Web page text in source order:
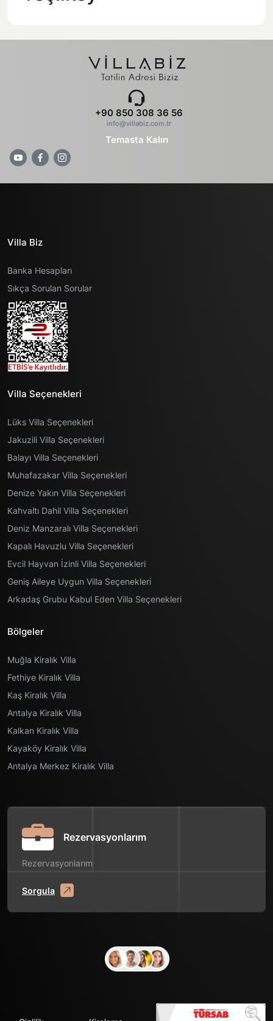
+90 850 308 36 56
info@villabiz.com.tr
Temasta Kalın
Villa Biz
Banka Hesapları
Sıkça Sorulan Sorular
Villa Seçenekleri
Lüks Villa Seçenekleri
Jakuzili Villa Seçenekleri
Balayı Villa Seçenekleri
Muhafazakar Villa Seçenekleri
Denize Yakın Villa Seçenekleri
Kahvaltı Dahil Villa Seçenekleri
Deniz Manzaralı Villa Seçenekleri
Kapalı Havuzlu Villa Seçenekleri
Evcil Hayvan İzinli Villa Seçenekleri
Geniş Aileye Uygun Villa Seçenekleri
Arkadaş Grubu Kabul Eden Villa Seçenekleri
Bölgeler
Muğla Kiralık Villa
Fethiye Kiralık Villa
Kaş Kiralık Villa
Antalya Kiralık Villa
Kalkan Kiralık Villa
Kayaköy Kiralık Villa
Antalya Merkez Kiralık Villa
Rezervasyonlarım
Rezervasyonlarım
Sorgula